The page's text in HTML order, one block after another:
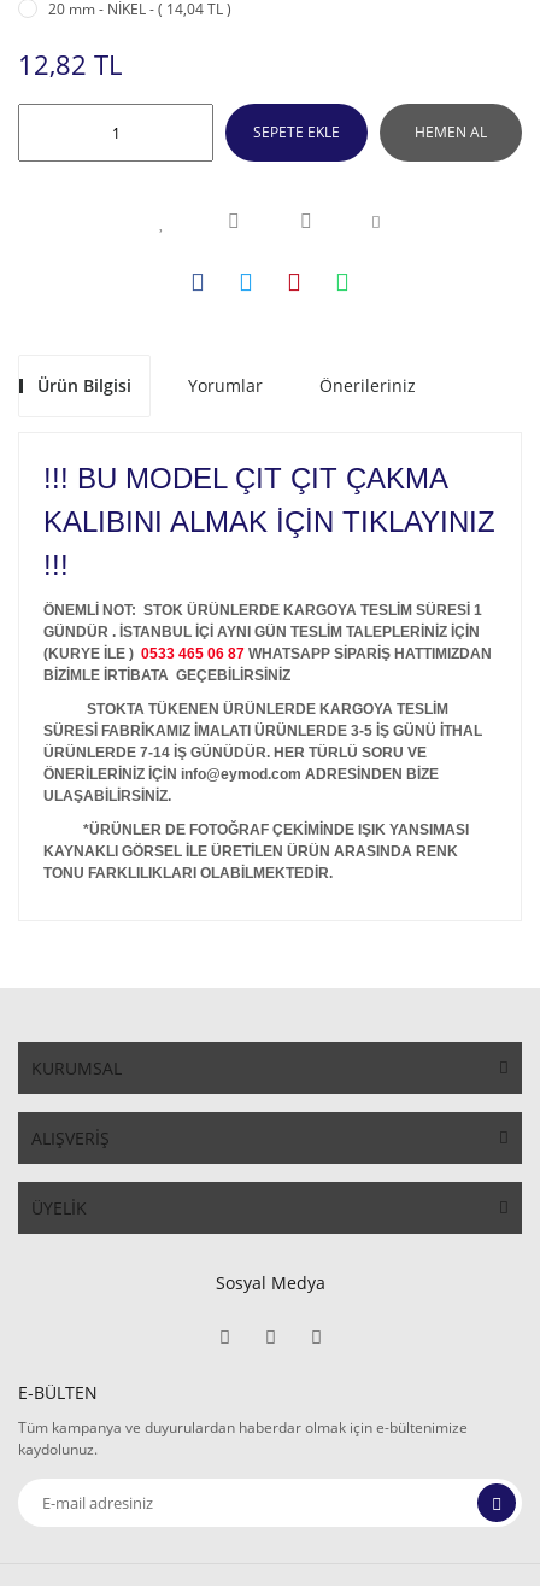
20 mm - NİKEL - ( 14,04 TL )
12,82 TL
SEPETE EKLE HEMEN AL
Ürün Bilgisi Yorumlar Önerileriniz
!!! BU MODEL ÇIT ÇIT ÇAKMA
KALIBINI ALMAK İÇİN TIKLAYINIZ
!!!
ÖNEMLİ NOT: STOK ÜRÜNLERDE KARGOYA TESLİM SÜRESİ 1
GÜNDÜR . İSTANBUL İÇİ AYNI GÜN TESLİM TALEPLERİNİZ İÇİN
(KURYE İLE ) 0533 465 06 87 WHATSAPP SİPARİŞ HATTIMIZDAN
BİZİMLE İRTİBATA GEÇEBİLİRSİNİZ
STOKTA TÜKENEN ÜRÜNLERDE KARGOYA TESLİM
SÜRESİ FABRİKAMIZ İMALATI ÜRÜNLERDE 3-5 İŞ GÜNÜ İTHAL
ÜRÜNLERDE 7-14 İŞ GÜNÜDÜR. HER TÜRLÜ SORU VE
ÖNERİLERİNİZ İÇİN info@eymod.com ADRESİNDEN BİZE
ULAŞABİLİRSİNİZ.
*ÜRÜNLER DE FOTOĞRAF ÇEKİMİNDE IŞIK YANSIMASI
KAYNAKLI GÖRSEL İLE ÜRETİLEN ÜRÜN ARASINDA RENK
TONU FARKLILIKLARI OLABİLMEKTEDİR.
KURUMSAL
ALIŞVERİŞ
ÜYELİK
Sosyal Medya
E-BÜLTEN
Tüm kampanya ve duyurulardan haberdar olmak için e-bültenimize
kaydolunuz.